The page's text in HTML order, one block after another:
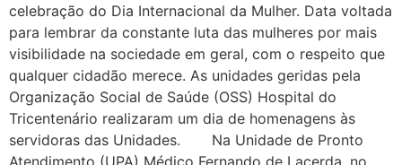
celebração do Dia Internacional da Mulher. Data voltada
para lembrar da constante luta das mulheres por mais
visibilidade na sociedade em geral, com o respeito que
qualquer cidadão merece. As unidades geridas pela
Organização Social de Saúde (OSS) Hospital do
Tricentenário realizaram um dia de homenagens às
servidoras das Unidades. Na Unidade de Pronto
Atendimento (UPA) Médico Fernando de Lacerda, no